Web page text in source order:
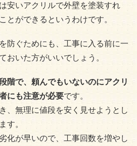
安いアクリルで外壁を塗装すれ
とができるというわけです。
防ぐためにも、工事に入る前に一
おいた方がいいでしょう。
階で、頼んでもいないのにアクリ
にも注意が必要です。
、無理に値段を安く見せようとし
す。
化が早いので、工事回数を増やし